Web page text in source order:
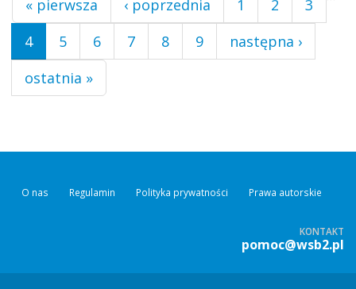
« pierwsza ‹ poprzednia 1 2
3
4
5 6 7 8 9
następna ›
ostatnia »
O nas Regulamin Polityka prywatności Prawa autorskie
KONTAKT
pomoc@wsb2.pl